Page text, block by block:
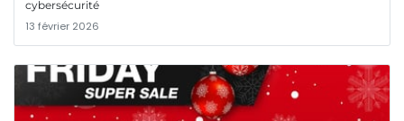
cybersécurité
13 février 2026